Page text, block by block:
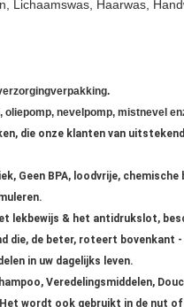
Lichaamswas, Haarwas,
verpakking.
oliepomp, nevelpomp, mistnevel
die onze klanten van
Geen BPA, loodvrije,
lekbewijs & het antidrukslot,
die, de beter, roteert bovenkant -
in uw dagelijks leven.
Veredelingsmiddelen,
wordt ook gebruikt in de nut